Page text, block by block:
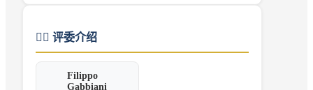
👨‍⚖️ 评委介绍
Filippo
Gabbiani